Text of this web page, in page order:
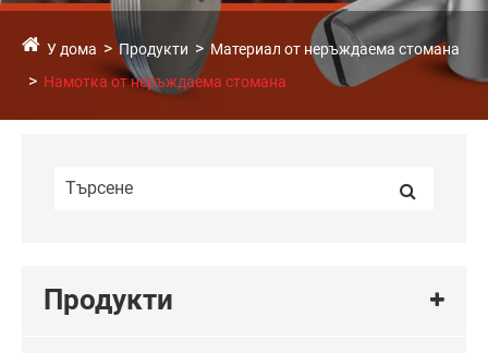
У дома Продукти
Материал от неръждаема стомана
Намотка от неръждаема стомана
Продукти